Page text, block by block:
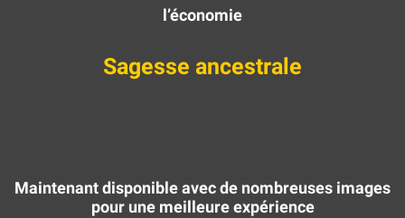
l’économie
Sagesse ancestrale
Maintenant disponible avec de nombreuses images
pour une meilleure expérience